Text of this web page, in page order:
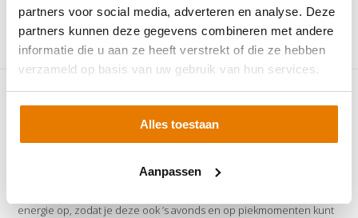
partners voor social media, adverteren en analyse. Deze
partners kunnen deze gegevens combineren met andere
informatie die u aan ze heeft verstrekt of die ze hebben
verzameld op basis van uw gebruik van hun services.
Alles toestaan
Aanpassen
Vergelijk Vergelijk
Thuisbatterij 15 kWh – maximale energieopslag voor
huishoudens met een hoger energieverbruik. Met een
energie op, zodat je deze ook ’s avonds en op piekmomenten kunt